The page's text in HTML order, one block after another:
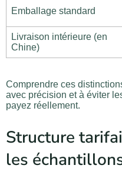
Emballage standard
Livraison intérieure (en
Chine)
Comprendre ces
avec précision et à éviter
payez réellement.
Structure
les